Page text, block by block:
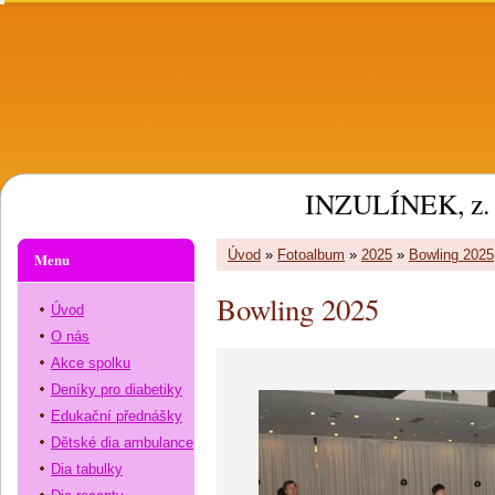
INZULÍNEK, z.
Úvod » Fotoalbum » 2025 » Bowling 2025
Bowling 2025
Menu
Úvod
O nás
Akce spolku
Deníky pro diabetiky
Edukační přednášky
Dětské dia ambulance
Dia tabulky